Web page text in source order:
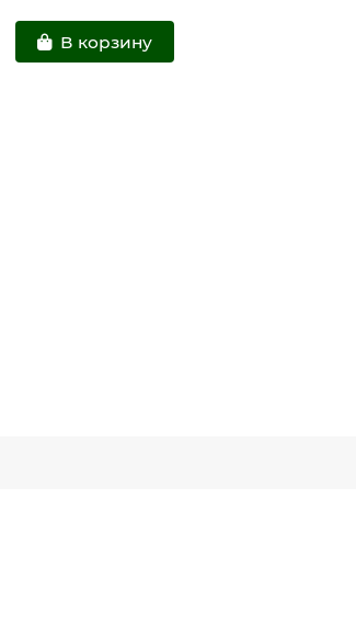
В корзину